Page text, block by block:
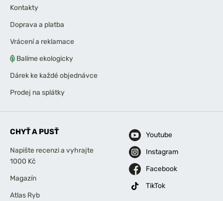
Kontakty
Doprava a platba
Vrácení a reklamace
Balíme ekologicky
Dárek ke každé objednávce
Prodej na splátky
CHYŤ A PUSŤ
Napište recenzi a vyhrajte
1000 Kč
Magazín
Atlas Ryb
Youtube
Instagram
Facebook
TikTok